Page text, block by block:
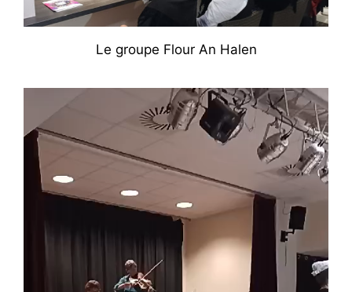
Le groupe Flour An Halen